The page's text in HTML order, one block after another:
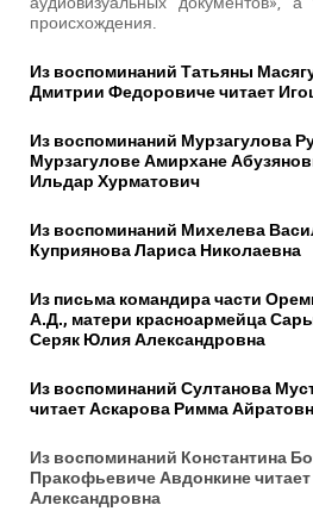
происхождения.
Из воспоминаний Татьяны
Дмитрии Федоровиче читает
Из воспоминаний Мурзагулова
Мурзагулове Амирхане
Ильдар Хурматович
Из воспоминаний Михелева
Куприянова Лариса Николаевна
Из письма командира части
А.Д., матери красноармейца
Серяк Юлия Александровна
Из воспоминаний Султанова
читает Аскарова Римма
Из воспоминаний Константина
Пракофьевиче Авдонкине
Александровна